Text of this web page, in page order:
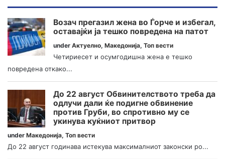
Возач прегазил жена во Ѓорче и избегал,
оставајќи ја тешко повредена на патот
under Актуелно, Македонија, Топ вести
Четириесет и осумгодишна жена е тешко
повредена откако...
До 22 август Обвинителството треба да
одлучи дали ќе подигне обвинение
против Груби, во спротивно му се
укинува куќниот притвор
under Македонија, Топ вести
До 22 август годинава истекува максималниот законски ро...